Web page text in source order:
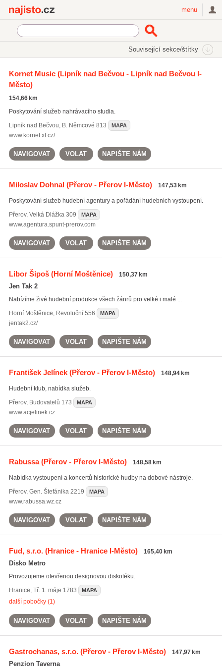
menu
Související sekce/štítky
Hudebniny a hudební nástroje
Hudební kluby a diskotéky
Hudební skupiny a interpreti
Všechny související sekce
Kornet Music(Lipník nad Bečvou - Lipník nad Bečvou I-
Město)
154,66 km
Poskytování služeb nahrávacího studia.
Lipník nad Bečvou, B. Němcové 813 MAPA
www.kornet.xf.cz/
NAVIGOVAT VOLAT NAPIŠTE NÁM
Miloslav Dohnal(Přerov - Přerov I-Město) 147,53 km
Poskytování služeb hudební agentury a pořádání hudebních vystoupení.
Přerov, Velká Dlážka 309 MAPA
www.agentura.spunt-prerov.com
NAVIGOVAT VOLAT NAPIŠTE NÁM
Libor Šipoš(Horní Moštěnice) 150,37 km
Jen Tak 2
Nabízíme živé hudební produkce všech žánrů pro velké i malé ...
Horní Moštěnice, Revoluční 556 MAPA
jentak2.cz/
NAVIGOVAT VOLAT NAPIŠTE NÁM
František Jelínek(Přerov - Přerov I-Město) 148,94 km
Hudební klub, nabídka služeb.
Přerov, Budovatelů 173 MAPA
www.acjelinek.cz
NAVIGOVAT VOLAT NAPIŠTE NÁM
Rabussa(Přerov - Přerov I-Město) 148,58 km
Nabídka vystoupení a koncertů historické hudby na dobové nástroje.
Přerov, Gen. Štefánika 2219 MAPA
www.rabussa.wz.cz
NAVIGOVAT VOLAT NAPIŠTE NÁM
Fud, s.r.o.(Hranice - Hranice I-Město) 165,40 km
Disko Metro
Provozujeme otevřenou designovou diskotéku.
Hranice, Tř. 1. máje 1783 MAPA
další pobočky (1)
NAVIGOVAT VOLAT NAPIŠTE NÁM
Gastrochanas, s.r.o.(Přerov - Přerov I-Město) 147,97 km
Penzion Taverna